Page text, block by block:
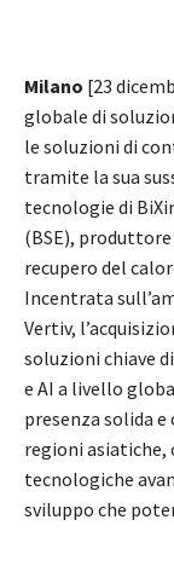
Milano [23
globale di
le soluzioni di
tramite la sua
tecnologie di
(BSE),
recupero del
Incentrata
Vertiv,
soluzioni chiave
e AI a livello
presenza solida
regioni
tecnologiche
sviluppo che